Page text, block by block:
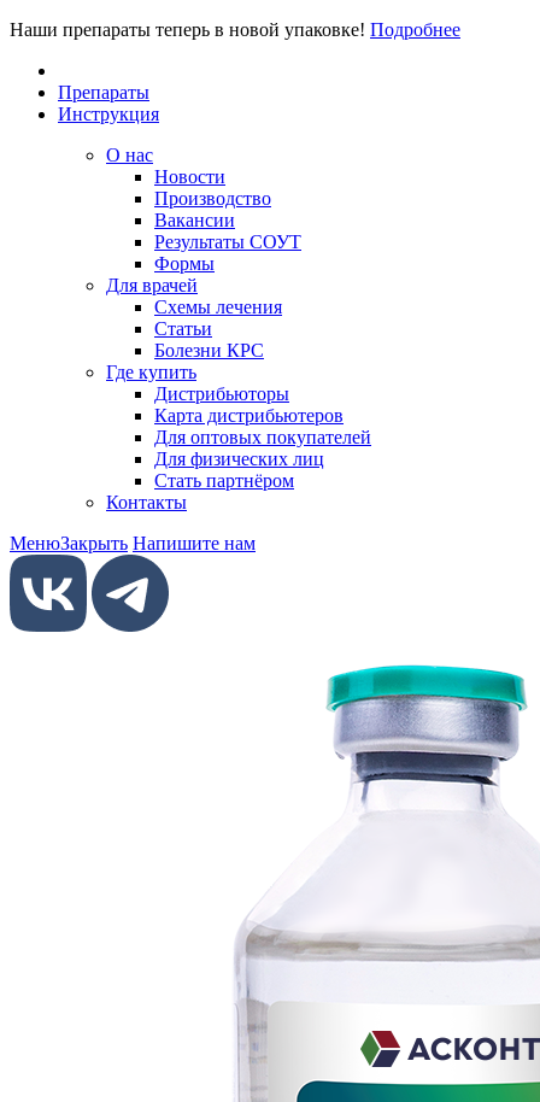
Наши препараты теперь в новой упаковке! Подробнее
Препараты
Инструкция
О нас
Новости
Производство
Вакансии
Результаты СОУТ
Формы
Для врачей
Схемы лечения
Статьи
Болезни КРС
Где купить
Дистрибьюторы
Карта дистрибьютеров
Для оптовых покупателей
Для физических лиц
Стать партнёром
Контакты
МенюЗакрыть Напишите нам